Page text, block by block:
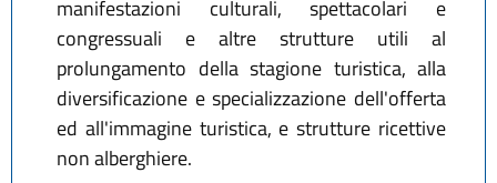
manifestazioni culturali, spettacolari e
congressuali e altre strutture utili al
prolungamento della stagione turistica, alla
diversificazione e specializzazione dell'offerta
ed all'immagine turistica, e strutture ricettive
non alberghiere.